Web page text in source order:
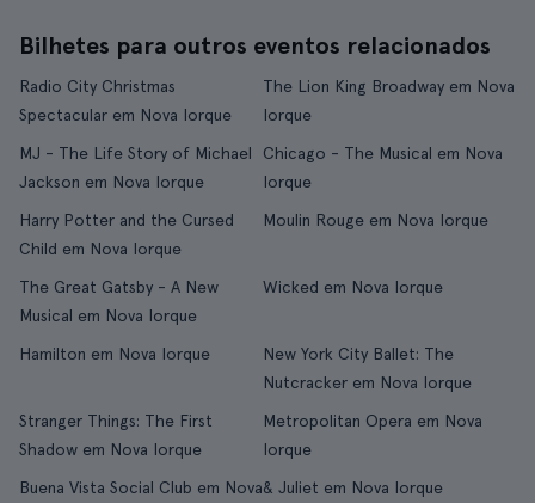
Bilhetes para outros eventos relacionados
Radio City Christmas
Spectacular em Nova Iorque
The Lion King Broadway em Nova
Iorque
MJ - The Life Story of Michael
Jackson em Nova Iorque
Chicago - The Musical em Nova
Iorque
Harry Potter and the Cursed
Child em Nova Iorque
Moulin Rouge em Nova Iorque
The Great Gatsby - A New
Musical em Nova Iorque
Wicked em Nova Iorque
Hamilton em Nova Iorque
New York City Ballet: The
Nutcracker em Nova Iorque
Stranger Things: The First
Shadow em Nova Iorque
Metropolitan Opera em Nova
Iorque
Buena Vista Social Club em Nova& Juliet em Nova Iorque